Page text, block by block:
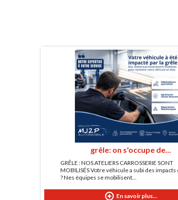
grêle: on s'occupe de...
GRÊLE : NOS ATELIERS CARROSSERIE SONT
MOBILISÉS Votre véhicule a subi des impacts
? Nes équipes se mobilisent...
En savoir plus...